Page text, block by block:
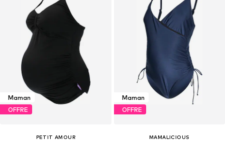
Maman
OFFRE
PETIT AMOUR
Maman
OFFRE
MAMALICIOUS